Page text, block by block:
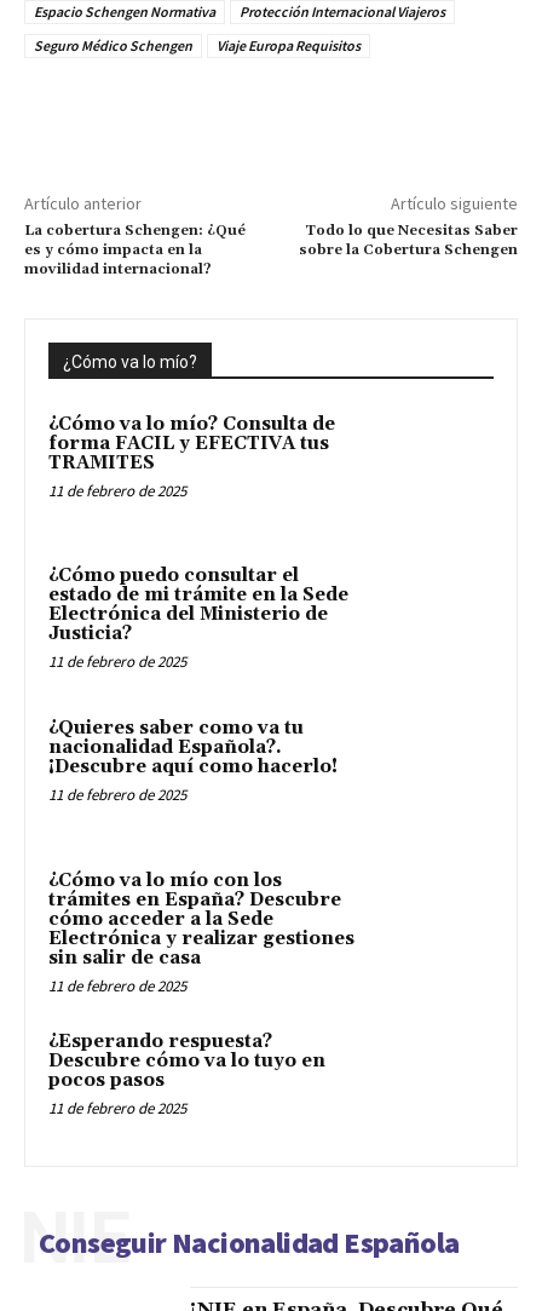
Espacio Schengen Normativa
Protección Internacional Viajeros
Seguro Médico Schengen
Viaje Europa Requisitos
Artículo anterior
La cobertura Schengen: ¿Qué
es y cómo impacta en la
movilidad internacional?
Artículo siguiente
Todo lo que Necesitas Saber
sobre la Cobertura Schengen
¿Cómo va lo mío?
¿Cómo va lo mío? Consulta de
forma FACIL y EFECTIVA tus
TRAMITES
11 de febrero de 2025
¿Cómo puedo consultar el
estado de mi trámite en la Sede
Electrónica del Ministerio de
Justicia?
11 de febrero de 2025
¿Quieres saber como va tu
nacionalidad Española?.
¡Descubre aquí como hacerlo!
11 de febrero de 2025
¿Cómo va lo mío con los
trámites en España? Descubre
cómo acceder a la Sede
Electrónica y realizar gestiones
sin salir de casa
11 de febrero de 2025
¿Esperando respuesta?
Descubre cómo va lo tuyo en
pocos pasos
11 de febrero de 2025
Conseguir Nacionalidad Española
NIE